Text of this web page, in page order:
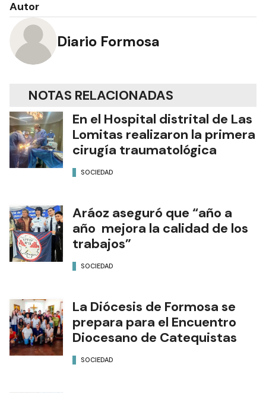
Autor
Diario Formosa
NOTAS RELACIONADAS
En el Hospital distrital de Las
Lomitas realizaron la primera
cirugía traumatológica
SOCIEDAD
Aráoz aseguró que “año a
año mejora la calidad de los
trabajos”
SOCIEDAD
La Diócesis de Formosa se
prepara para el Encuentro
Diocesano de Catequistas
SOCIEDAD